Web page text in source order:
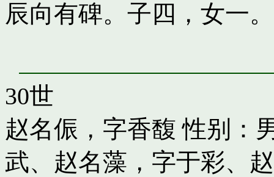
辰向有碑。子四，女一。
30世
赵名侲，字香馥 性别：
武、 赵名藻，字于彩、